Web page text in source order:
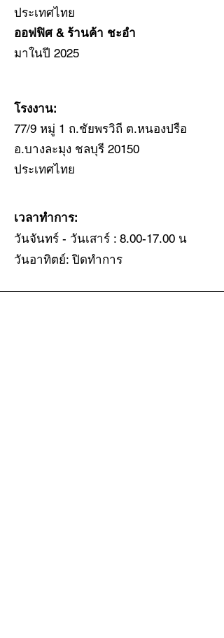
ประเทศไทย
ออฟฟิศ & ร้านค้า ชะอำ
มาในปี 2025
โรงงาน:
77/9 หมู่ 1 ถ.ชัยพรวิถี ต.หนองปรือ
อ.บางละมุง ชลบุรี 20150
ประเทศไทย
เวลาทำการ:
วันจันทร์ - วันเสาร์ : 8.00-17.00 น
​วันอาทิตย์: ปิดทำการ